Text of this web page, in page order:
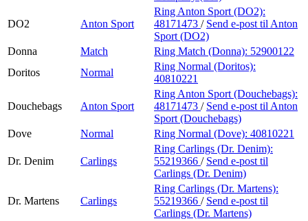
DO2 Anton Sport
Ring Anton Sport (DO2):
48171473 / Send e-post til Anton
Sport (DO2)
Donna
Match Ring Match (Donna): 52900122
Doritos
Normal
Ring Normal (Doritos):
40810221
Douchebags Anton Sport
Ring Anton Sport (Douchebags):
48171473 / Send e-post til Anton
Sport (Douchebags)
Dove
Normal Ring Normal (Dove): 40810221
Dr. Denim Carlings
Ring Carlings (Dr. Denim):
55219366 / Send e-post til
Carlings (Dr. Denim)
Dr. Martens Carlings
Ring Carlings (Dr. Martens):
55219366 / Send e-post til
Carlings (Dr. Martens)